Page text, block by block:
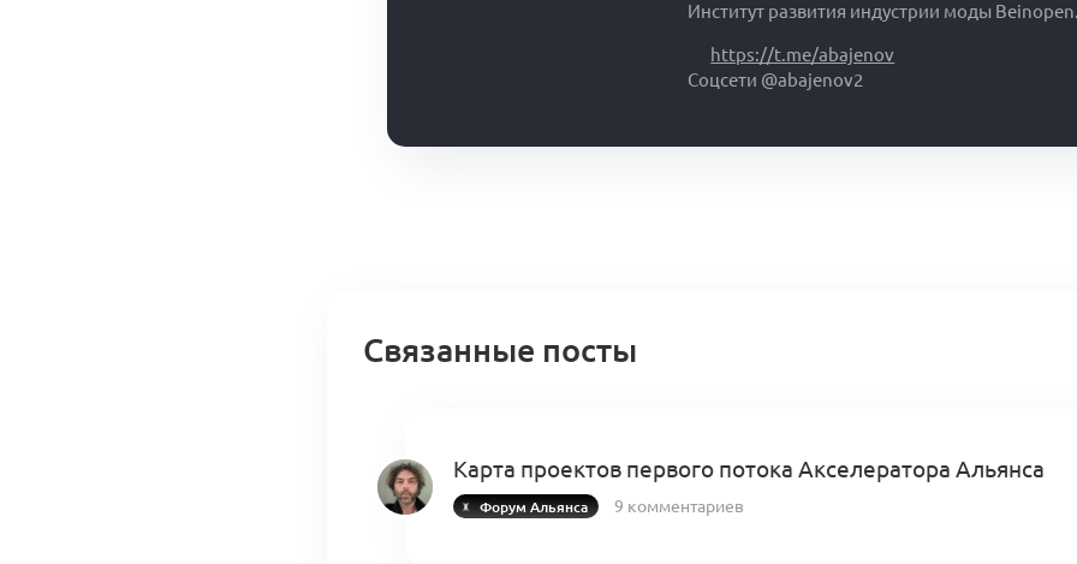
Институт развития индустрии моды
https://t.me/abajenov
Соцсети @abajenov2
Связанные посты
Карта проектов первого потока Акселератора Альянса
Форум Альянса 9 комментариев